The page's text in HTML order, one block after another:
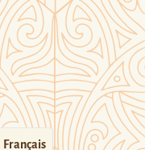
Français